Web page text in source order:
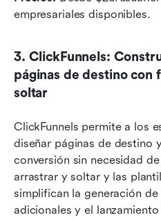
empresariales disponibles.
3. ClickFunnels:
páginas de destino con
soltar
ClickFunnels permite a los
diseñar páginas de destino
conversión sin necesidad
arrastrar y soltar y las
simplifican la generación
adicionales y el